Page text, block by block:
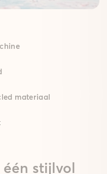
materiaal
één stijlvol